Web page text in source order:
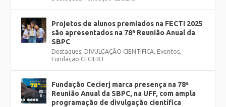
Projetos de alunos premiados na FECTI 2025
são apresentados na 78ª Reunião Anual da
SBPC
Destaques, DIVULGAÇÃO CIENTÍFICA, Eventos,
Fundação CECIERJ
Fundação Cecierj marca presença na 78ª
Reunião Anual da SBPC, na UFF, com ampla
programação de divulgação científica